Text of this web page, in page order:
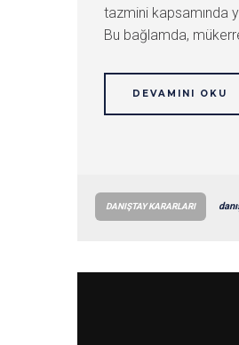
tazmini kapsamında
Bu bağlamda,
DEVAMINI OKU
DANIŞTAY KARARLARI